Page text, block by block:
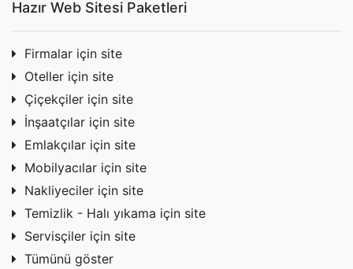
Hazır Web Sitesi Paketleri
Firmalar için site
Oteller için site
Çiçekçiler için site
İnşaatçılar için site
Emlakçılar için site
Mobilyacılar için site
Nakliyeciler için site
Temizlik - Halı yıkama için site
Servisçiler için site
Tümünü göster